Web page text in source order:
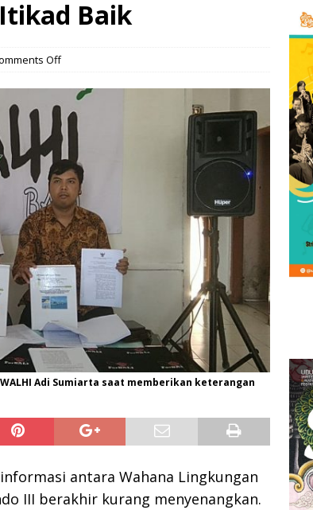
Baik
Off
Adi Sumiarta saat memberikan keterangan
antara Wahana Lingkungan
III berakhir kurang menyenangkan.